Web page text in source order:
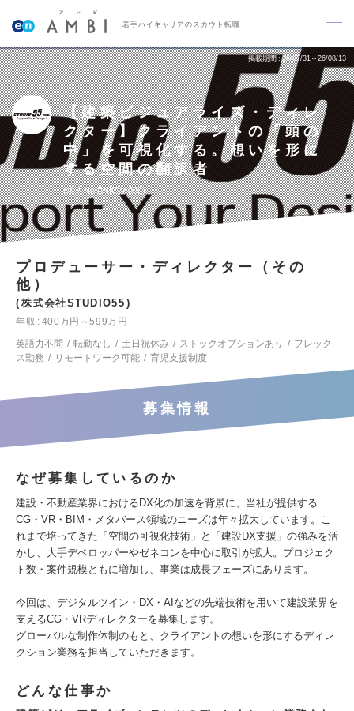
若手ハイキャリアのスカウト転職
掲載期間 26/07/31～26/08/13
【建築ビジュアライズ・ディレ
クター】クライアントの「頭の
中」を可視化する。想いを形に
する空間の翻訳者
求人No.BNKSV-006
プロデューサー・ディレクター（その
他）
株式会社STUDIO55
年収
400万円～599万円
英語力不問
転勤なし 土日祝休み ストックオプションあり
フレック
ス勤務
リモートワーク可能 育児支援制度
募集情報
なぜ募集しているのか
建設・不動産業界におけるDX化の加速を背景に、当社が提供する
CG・VR・BIM・メタバース領域のニーズは年々拡大しています。こ
れまで培ってきた「空間の可視化技術」と「建設DX支援」の強みを活
かし、大手デベロッパーやゼネコンを中心に取引が拡大。プロジェク
ト数・案件規模ともに増加し、事業は成長フェーズにあります。
今回は、デジタルツイン・DX・AIなどの先端技術を用いて建設業界を
支えるCG・VRディレクターを募集します。
グローバルな制作体制のもと、クライアントの想いを形にするディレ
クション業務を担当していただきます。
どんな仕事か